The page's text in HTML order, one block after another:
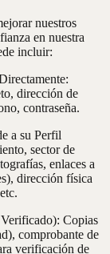
nuestros
en nuestra
incluir:
dirección de
contraseña.
a su Perfil
sector de
enlaces a
dirección física
Copias
comprobante de
verificación de